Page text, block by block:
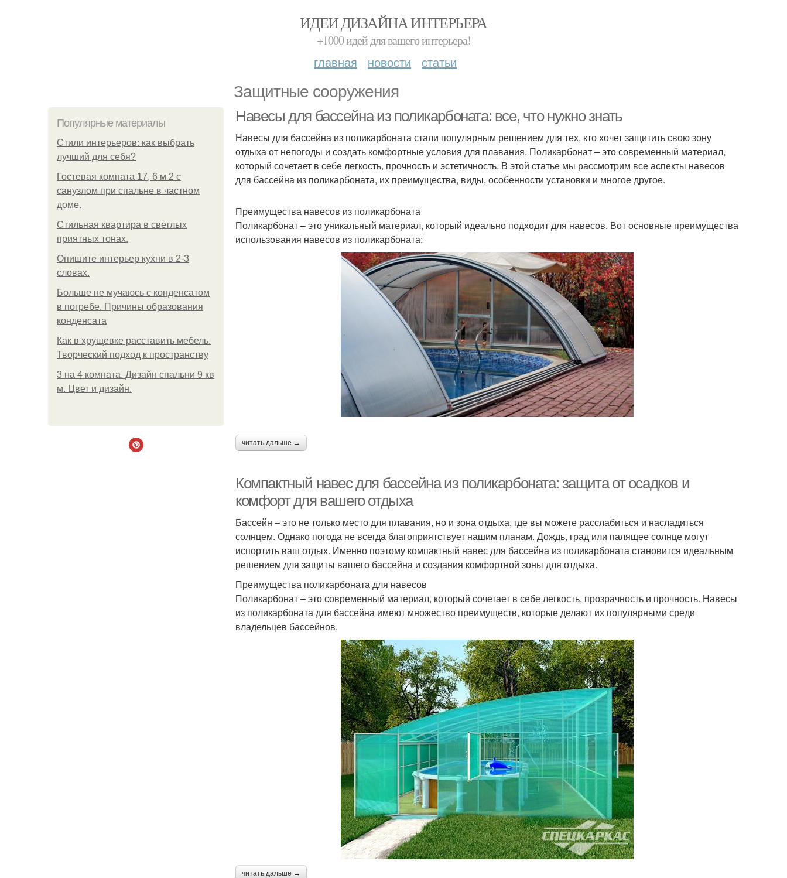
ИДЕИ ДИЗАЙНА ИНТЕРЬЕРА
+1000 идей для вашего интерьера!
главная новости статьи
Защитные сооружения
Популярные материалы
Стили интерьеров: как выбрать
лучший для себя?
Гостевая комната 17, 6 м 2 с
санузлом при спальне в частном
доме.
Стильная квартира в светлых
приятных тонах.
Опишите интерьер кухни в 2-3
словах.
Больше не мучаюсь с конденсатом
в погребе. Причины образования
конденсата
Как в хрущевке расставить мебель.
Творческий подход к пространству
3 на 4 комната. Дизайн спальни 9 кв
м. Цвет и дизайн.
Навесы для бассейна из поликарбоната: все, что нужно знать
Навесы для бассейна из поликарбоната стали популярным решением для тех, кто хочет защитить свою зону
отдыха от непогоды и создать комфортные условия для плавания. Поликарбонат – это современный материал,
который сочетает в себе легкость, прочность и эстетичность. В этой статье мы рассмотрим все аспекты навесов
для бассейна из поликарбоната, их преимущества, виды, особенности установки и многое другое.
Преимущества навесов из поликарбоната
Поликарбонат – это уникальный материал, который идеально подходит для навесов. Вот основные преимущества
использования навесов из поликарбоната:
читать дальше →
Компактный навес для бассейна из поликарбоната: защита от осадков и
комфорт для вашего отдыха
Бассейн – это не только место для плавания, но и зона отдыха, где вы можете расслабиться и насладиться
солнцем. Однако погода не всегда благоприятствует нашим планам. Дождь, град или палящее солнце могут
испортить ваш отдых. Именно поэтому компактный навес для бассейна из поликарбоната становится идеальным
решением для защиты вашего бассейна и создания комфортной зоны для отдыха.
Преимущества поликарбоната для навесов
Поликарбонат – это современный материал, который сочетает в себе легкость, прозрачность и прочность. Навесы
из поликарбоната для бассейна имеют множество преимуществ, которые делают их популярными среди
владельцев бассейнов.
читать дальше →